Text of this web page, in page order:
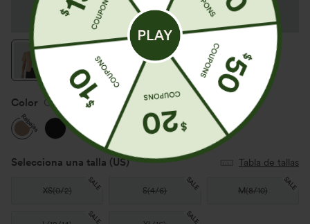
Color Cartouche
Rebajas
Selecciona una talla (US) Tabla de tallas
XS(0/2) SALE S(4/6) SALE M(8/10) SALE
SALE SALE